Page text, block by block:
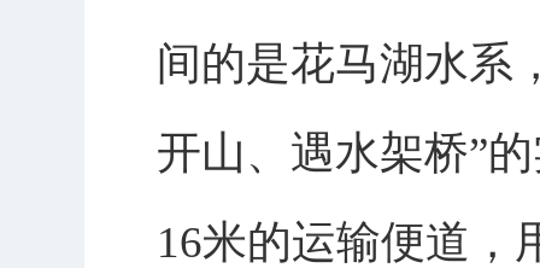
间的是花马湖水系
开山、遇水架桥”
16米的运输便道，